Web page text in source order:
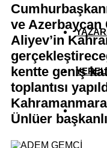
ve Azerbaycan
Aliyev’in
kentte geniş
toplantısı
Ünlüer